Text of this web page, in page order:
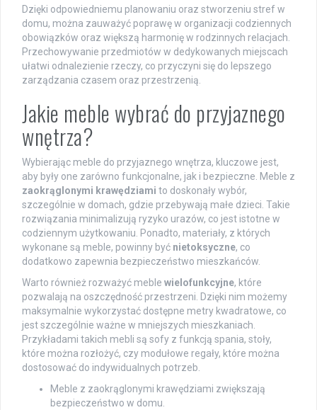
Dzięki odpowiedniemu planowaniu oraz stworzeniu stref w
domu, można zauważyć poprawę w organizacji codziennych
obowiązków oraz większą harmonię w rodzinnych relacjach.
Przechowywanie przedmiotów w dedykowanych miejscach
ułatwi odnalezienie rzeczy, co przyczyni się do lepszego
zarządzania czasem oraz przestrzenią.
Jakie meble wybrać do przyjaznego
wnętrza?
Wybierając meble do przyjaznego wnętrza, kluczowe jest,
aby były one zarówno funkcjonalne, jak i bezpieczne. Meble z
zaokrąglonymi krawędziami to doskonały wybór,
szczególnie w domach, gdzie przebywają małe dzieci. Takie
rozwiązania minimalizują ryzyko urazów, co jest istotne w
codziennym użytkowaniu. Ponadto, materiały, z których
wykonane są meble, powinny być nietoksyczne, co
dodatkowo zapewnia bezpieczeństwo mieszkańców.
Warto również rozważyć meble wielofunkcyjne, które
pozwalają na oszczędność przestrzeni. Dzięki nim możemy
maksymalnie wykorzystać dostępne metry kwadratowe, co
jest szczególnie ważne w mniejszych mieszkaniach.
Przykładami takich mebli są sofy z funkcją spania, stoły,
które można rozłożyć, czy modułowe regały, które można
dostosować do indywidualnych potrzeb.
Meble z zaokrąglonymi krawędziami zwiększają
bezpieczeństwo w domu.